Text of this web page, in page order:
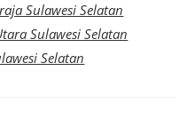
Sulawesi Selatan
Sulawesi Selatan
Selatan